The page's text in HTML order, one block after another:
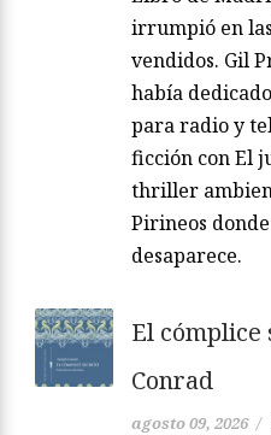
irrumpió en
vendidos. Gil
había
para radio y
ficción con El
thriller
Pirineos
desaparece.
El cómplice
Conrad
agosto 09, 2026 /